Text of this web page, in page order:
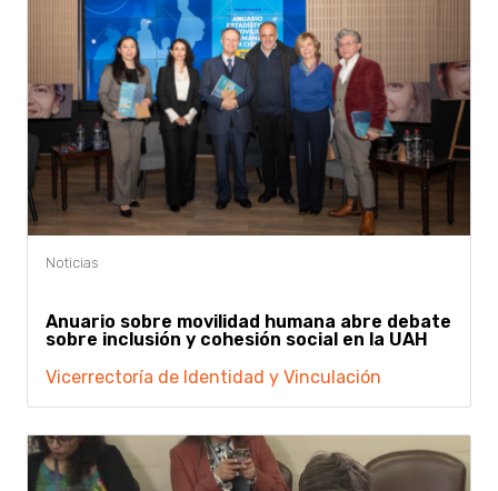
Anuario sobre movilidad humana abre debate
sobre inclusión y cohesión social en la UAH
Vicerrectoría de Identidad y Vinculación